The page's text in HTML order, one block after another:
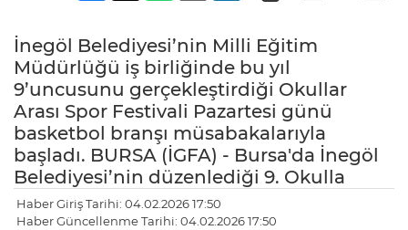
İnegöl Belediyesi’nin Milli Eğitim
Müdürlüğü iş birliğinde bu yıl
9’uncusunu gerçekleştirdiği Okullar
Arası Spor Festivali Pazartesi günü
basketbol branşı müsabakalarıyla
başladı. BURSA (İGFA) - Bursa'da İnegöl
Belediyesi’nin düzenlediği 9. Okulla
Haber Giriş Tarihi: 04.02.2026 17:50
Haber Güncellenme Tarihi: 04.02.2026 17:50